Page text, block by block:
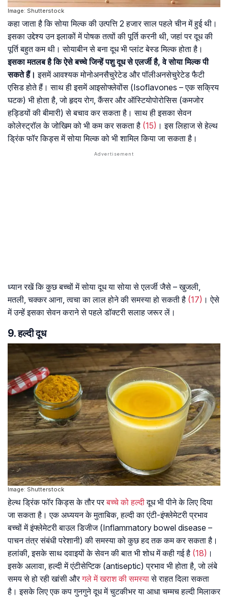
Image: Shutterstock
कहा जाता है कि सोया मिल्क की उत्पत्ति 2 हजार साल पहले चीन में हुई थी।
इसका उद्देश्य उन इलाकों में पोषक तत्वों की पूर्ति करनी थी, जहां पर दूध की
पूर्ति बहुत कम थी। सोयाबीन से बना दूध भी प्लांट बेस्ड मिल्क होता है।
इसका मतलब है कि ऐसे बच्चे जिन्हें पशु दूध से एलर्जी है, वे सोया मिल्क पी
सकते हैं। इसमें आवश्यक मोनोअनसैचुरेटेड और पॉलीअनसेचुरेटेड फैटी
एसिड होते हैं। साथ ही इसमें आइसोफ्लेवोंस (Isoflavones – एक सक्रिय
घटक) भी होता है, जो हृदय रोग, कैंसर और ऑस्टियोपोरोसिस (कमजोर
हड्डियों की बीमारी) से बचाव कर सकता है। साथ ही इसका सेवन
कोलेस्ट्रॉल के जोखिम को भी कम कर सकता है (15) । इस लिहाज से हेल्थ
ड्रिंक फॉर किड्स में सोया मिल्क को भी शामिल किया जा सकता है।
ध्यान रखें कि कुछ बच्चों में सोया दूध या सोया से एलर्जी जैसे – खुजली,
मतली, चक्कर आना, त्वचा का लाल होने की समस्या हो सकती है (17) । ऐसे
में उन्हें इसका सेवन कराने से पहले डॉक्टरी सलाह जरूर लें।
9. हल्दी दूध
Image: Shutterstock
हेल्थ ड्रिंक फॉर किड्स के तौर परबच्चे को हल्दीदूध भी पीने के लिए दिया
जा सकता है। एक अध्ययन के मुताबिक, हल्दी का एंटी-इंफ्लेमेटरी प्रभाव
बच्चों में इंफ्लेमेटरी बाउल डिजीज (Inflammatory bowel disease –
पाचन तंत्र संबंधी परेशानी) की समस्या को कुछ हद तक कम कर सकता है।
हलांकी, इसके साथ दवाइयों के सेवन की बात भी शोध में कही गई है (18) ।
इसके अलावा, हल्दी में एंटीसेप्टिक (antiseptic) प्रभाव भी होता है, जो लंबे
समय से हो रही खांसी औरगले में खराश की समस्यासे राहत दिला सकता
है। इसके लिए एक कप गुनगुने दूध में चुटकीभर या आधा चम्मच हल्दी मिलाकर